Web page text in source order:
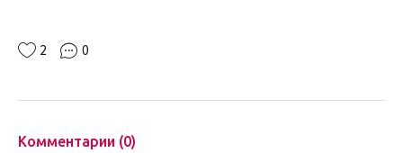
2 0
Комментарии (0)